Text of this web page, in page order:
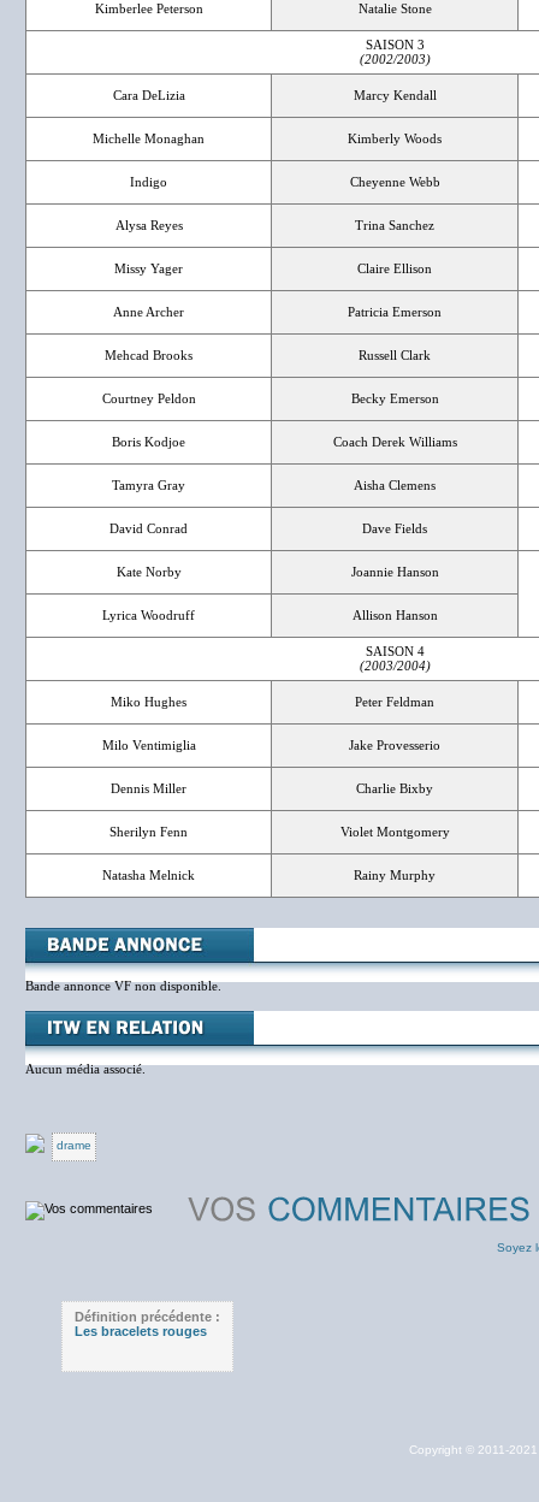
Kimberlee Peterson Natalie Stone
SAISON 3
(2002/2003)
Cara DeLizia Marcy Kendall
Michelle Monaghan Kimberly Woods
Indigo Cheyenne Webb
Alysa Reyes Trina Sanchez
Missy Yager Claire Ellison
Anne Archer Patricia Emerson
Mehcad Brooks Russell Clark
Courtney Peldon Becky Emerson
Boris Kodjoe Coach Derek Williams
Tamyra Gray Aisha Clemens
David Conrad Dave Fields
Kate Norby Joannie Hanson
Lyrica Woodruff Allison Hanson
SAISON 4
(2003/2004)
Miko Hughes Peter Feldman
Milo Ventimiglia Jake Provesserio
Dennis Miller Charlie Bixby
Sherilyn Fenn Violet Montgomery
Natasha Melnick Rainy Murphy
Bande annonce VF non disponible.
Aucun média associé.
drame
Soyez
Définition précédente :
Les bracelets rouges
Copyright © 2011-